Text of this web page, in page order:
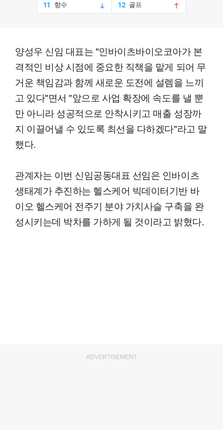
양성우 신임 대표는 "인바이츠바이오코아가 본
격적인 비상 시점에 중요한 직책을 맡게 되어 무
거운 책임감과 함께 새로운 도전에 설렘을 느끼
고 있다"면서 "앞으로 사업 확장에 속도를 낼 뿐
만 아니라 성공적으로 안착시키고 매출 성장까
지 이끌어낼 수 있도록 최선을 다하겠다"라고 말
했다.
관계자는 이번 신임공동대표 선임은 인바이츠
생태계가 추진하는 헬스케어 빅데이터기반 바
이오 헬스케어 전주기 분야 가치사슬 구축을 완
성시키는데 박차를 가하게 될 것이라고 밝혔다.
ADVERTISEMENT